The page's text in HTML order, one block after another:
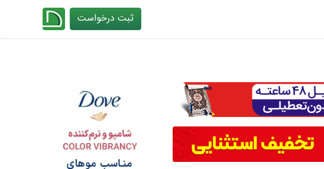
ثبت درخواست